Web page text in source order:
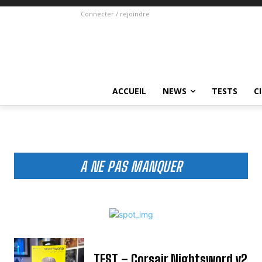
Connecter / rejoindre
ACCUEIL NEWS TESTS
A NE PAS MANQUER